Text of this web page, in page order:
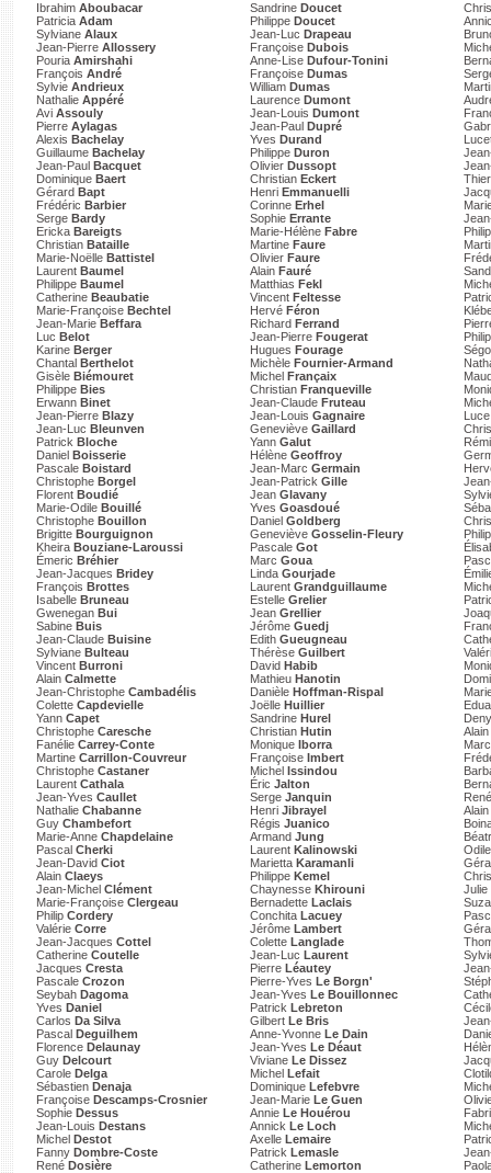
Ibrahim Aboubacar
Patricia Adam
Sylviane Alaux
Jean-Pierre Allossery
Pouria Amirshahi
François André
Sylvie Andrieux
Nathalie Appéré
Avi Assouly
Pierre Aylagas
Alexis Bachelay
Guillaume Bachelay
Jean-Paul Bacquet
Dominique Baert
Gérard Bapt
Frédéric Barbier
Serge Bardy
Ericka Bareigts
Christian Bataille
Marie-Noëlle Battistel
Laurent Baumel
Philippe Baumel
Catherine Beaubatie
Marie-Françoise Bechtel
Jean-Marie Beffara
Luc Belot
Karine Berger
Chantal Berthelot
Gisèle Biémouret
Philippe Bies
Erwann Binet
Jean-Pierre Blazy
Jean-Luc Bleunven
Patrick Bloche
Daniel Boisserie
Pascale Boistard
Christophe Borgel
Florent Boudié
Marie-Odile Bouillé
Christophe Bouillon
Brigitte Bourguignon
Kheira Bouziane-Laroussi
Émeric Bréhier
Jean-Jacques Bridey
François Brottes
Isabelle Bruneau
Gwenegan Bui
Sabine Buis
Jean-Claude Buisine
Sylviane Bulteau
Vincent Burroni
Alain Calmette
Jean-Christophe Cambadélis
Colette Capdevielle
Yann Capet
Christophe Caresche
Fanélie Carrey-Conte
Martine Carrillon-Couvreur
Christophe Castaner
Laurent Cathala
Jean-Yves Caullet
Nathalie Chabanne
Guy Chambefort
Marie-Anne Chapdelaine
Pascal Cherki
Jean-David Ciot
Alain Claeys
Jean-Michel Clément
Marie-Françoise Clergeau
Philip Cordery
Valérie Corre
Jean-Jacques Cottel
Catherine Coutelle
Jacques Cresta
Pascale Crozon
Seybah Dagoma
Yves Daniel
Carlos Da Silva
Pascal Deguilhem
Florence Delaunay
Guy Delcourt
Carole Delga
Sébastien Denaja
Françoise Descamps-Crosnier
Sophie Dessus
Jean-Louis Destans
Michel Destot
Fanny Dombre-Coste
René Dosière
Sandrine Doucet
Philippe Doucet
Jean-Luc Drapeau
Françoise Dubois
Anne-Lise Dufour-Tonini
Françoise Dumas
William Dumas
Laurence Dumont
Jean-Louis Dumont
Jean-Paul Dupré
Yves Durand
Philippe Duron
Olivier Dussopt
Christian Eckert
Henri Emmanuelli
Corinne Erhel
Sophie Errante
Marie-Hélène Fabre
Martine Faure
Olivier Faure
Alain Fauré
Matthias Fekl
Vincent Feltesse
Hervé Féron
Richard Ferrand
Jean-Pierre Fougerat
Hugues Fourage
Michèle Fournier-Armand
Michel Françaix
Christian Franqueville
Jean-Claude Fruteau
Jean-Louis Gagnaire
Geneviève Gaillard
Yann Galut
Hélène Geoffroy
Jean-Marc Germain
Jean-Patrick Gille
Jean Glavany
Yves Goasdoué
Daniel Goldberg
Geneviève Gosselin-Fleury
Pascale Got
Marc Goua
Linda Gourjade
Laurent Grandguillaume
Estelle Grelier
Jean Grellier
Jérôme Guedj
Edith Gueugneau
Thérèse Guilbert
David Habib
Mathieu Hanotin
Danièle Hoffman-Rispal
Joëlle Huillier
Sandrine Hurel
Christian Hutin
Monique Iborra
Françoise Imbert
Michel Issindou
Éric Jalton
Serge Janquin
Henri Jibrayel
Régis Juanico
Armand Jung
Laurent Kalinowski
Marietta Karamanli
Philippe Kemel
Chaynesse Khirouni
Bernadette Laclais
Conchita Lacuey
Jérôme Lambert
Colette Langlade
Jean-Luc Laurent
Pierre Léautey
Pierre-Yves Le Borgn'
Jean-Yves Le Bouillonnec
Patrick Lebreton
Gilbert Le Bris
Anne-Yvonne Le Dain
Jean-Yves Le Déaut
Viviane Le Dissez
Michel Lefait
Dominique Lefebvre
Jean-Marie Le Guen
Annie Le Houérou
Annick Le Loch
Axelle Lemaire
Patrick Lemasle
Catherine Lemorton
Alain
Alain
Julie